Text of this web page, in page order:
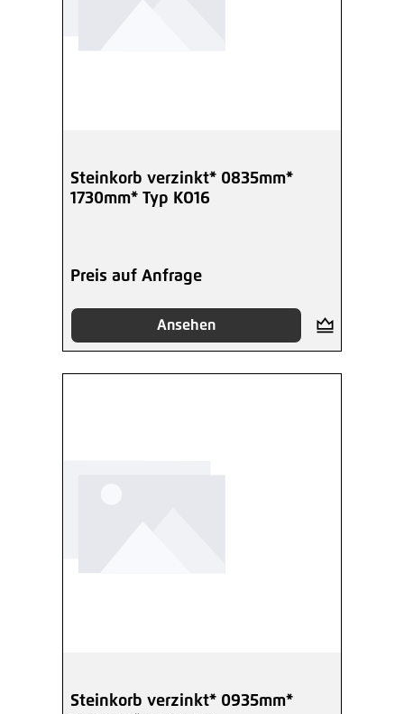
Steinkorb verzinkt* 0835mm*
1730mm* Typ KO16
Preis auf Anfrage
Ansehen
Steinkorb verzinkt* 0935mm*